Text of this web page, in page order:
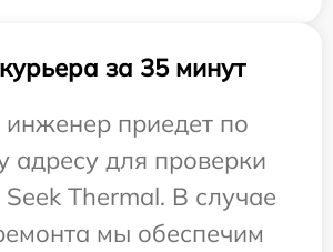
за 35 минут
приедет по
адресу для проверки
Seek Thermal. В случае
мы обеспечим